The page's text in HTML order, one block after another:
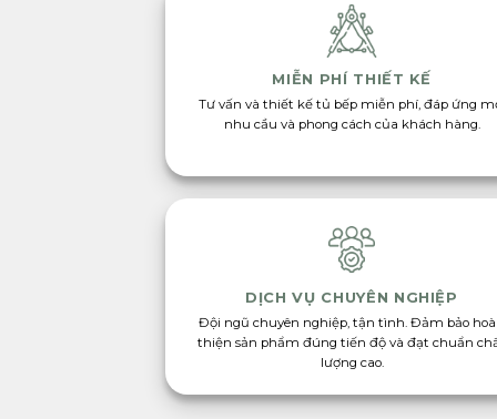
MIỄN PHÍ THIẾT KẾ
Tư vấn và thiết kế tủ bếp miễn phí, đáp ứng
nhu cầu và phong cách của khách hàng.
DỊCH VỤ CHUYÊN NGHIỆP
Đội ngũ chuyên nghiệp, tận tình. Đảm bảo
thiện sản phẩm đúng tiến độ và đạt chuẩn
lượng cao.